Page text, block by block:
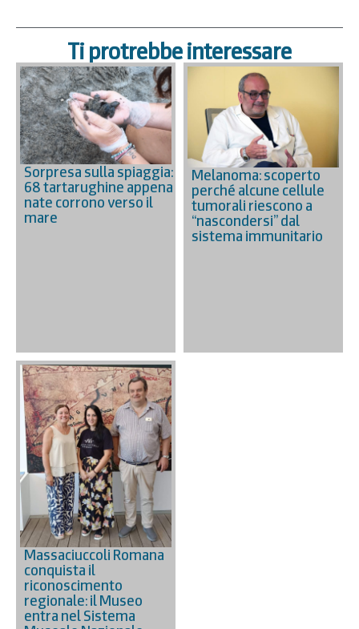
Ti protrebbe interessare
Sorpresa sulla spiaggia:
68 tartarughine appena
nate corrono verso il
mare
Melanoma: scoperto
perché alcune cellule
tumorali riescono a
“nascondersi” dal
sistema immunitario
Massaciuccoli Romana
conquista il
riconoscimento
regionale: il Museo
entra nel Sistema